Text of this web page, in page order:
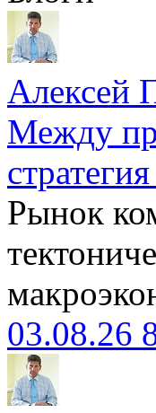
Алексей
Между
Рынок
03.08.26